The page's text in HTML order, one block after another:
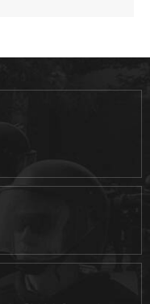
camuflagem preta de